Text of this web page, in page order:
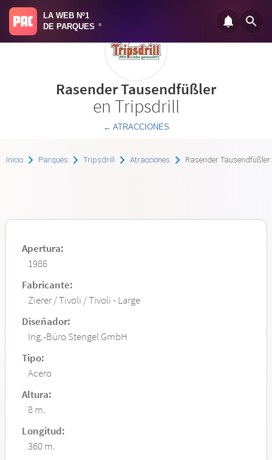
LA WEB Nº1
DE PARQUES
®
Rasender Tausendfüßler
en Tripsdrill
← ATRACCIONES
Inicio Parques Tripsdrill Atracciones Rasender Tausendfüßler
Apertura:
1986
Fabricante:
Zierer / Tivoli / Tivoli - Large
Diseñador:
Ing.-Büro Stengel GmbH
Tipo:
Acero
Altura:
8 m.
Longitud:
360 m.